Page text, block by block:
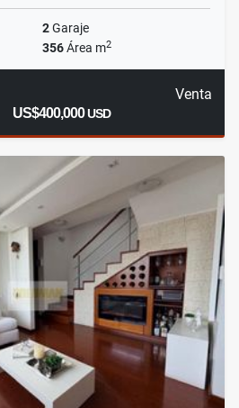
2Garaje
356Área m2
Venta
US$400,000USD